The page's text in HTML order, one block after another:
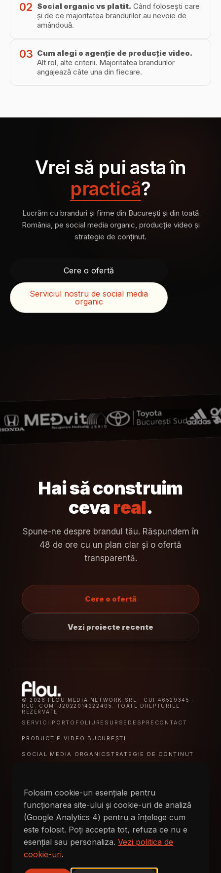
02 Social organic vs platit. Când folosești care
și de ce majoritatea brandurilor au nevoie de
amândouă.
03 Cum alegi o agenție de producție video.
Alt rol, alte criterii. Majoritatea brandurilor
angajează câte una din fiecare.
Vrei să pui asta în
practică?
Lucrăm cu branduri și firme din București și din toată
România, pe social media organic, producție video și
strategie de conținut.
Cere o ofertă
Serviciul nostru de social media
organic
Hai să construim
ceva real.
Spune-ne despre brandul tău. Răspundem în
48 de ore cu un plan clar și o ofertă
transparentă.
Cere o ofertă
Vezi proiecte recente
© 2026 FLOU MEDIA NETWORK SRL · CUI 46529345 ·
REG. COM. J2022014222405. TOATE DREPTURILE
REZERVATE.
SERVICII PORTOFOLIU RESURSE DESPRE CONTACT
PRODUCȚIE VIDEO BUCUREȘTI
SOCIAL MEDIA ORGANIC STRATEGIE DE CONȚINUT
VIDEO PENTRU FINTECH VIDEO PENTRU HORECA
VIDEO PENTRU RETAIL
EMAIL contact@flou.ro
București, Ilfov și împrejurimi
Folosim cookie-uri esențiale pentru
funcționarea site-ului și cookie-uri de analiză
(Google Analytics 4) pentru a înțelege cum
este folosit. Poți accepta tot, refuza ce nu e
esențial sau personaliza. Vezi politica de
cookie-uri.